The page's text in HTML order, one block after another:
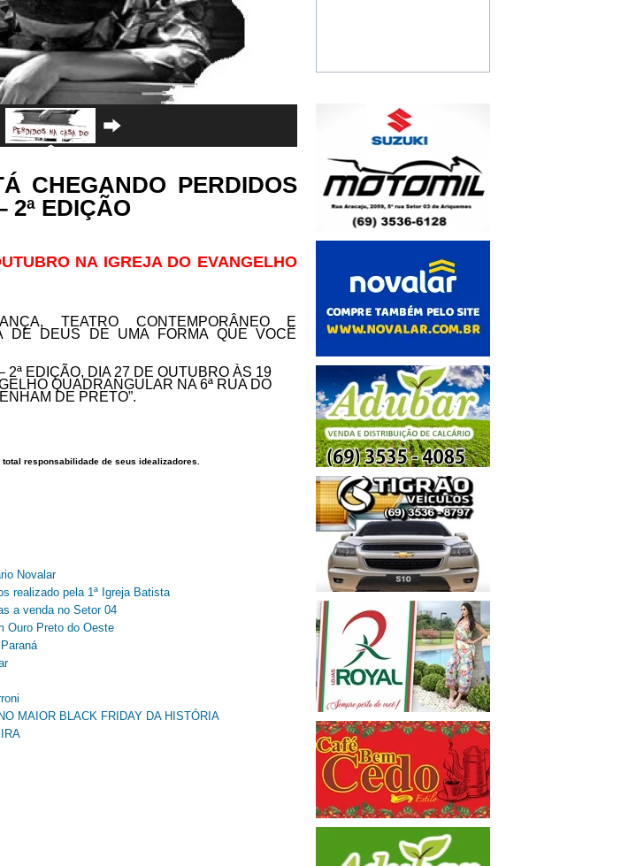
CHEGANDO PERDIDOS
2ª EDIÇÃO
NA IGREJA DO EVANGELHO
TEATRO CONTEMPORÂNEO E
DE DEUS DE UMA FORMA QUE VOCÊ
2ª EDIÇÃO, DIA 27 DE OUTUBRO ÀS 19
QUADRANGULAR NA 6ª RUA DO
DE PRETO”.
responsabilidade de seus idealizadores.
Novalar
realizado pela 1ª Igreja Batista
a venda no Setor 04
Ouro Preto do Oeste
MAIOR BLACK FRIDAY DA HISTÓRIA